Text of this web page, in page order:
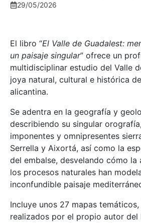
29/05/2026
El libro “El Valle de Guadalest:
un paisaje singular” ofrece un
multidisciplinar estudio del Valle
joya natural, cultural e histórica
alicantina.
Se adentra en la geografía y
describiendo su singular
imponentes y omnipresentes
Serrella y Aixortá, así como la
del embalse, desvelando cómo
los procesos naturales han
inconfundible paisaje
Incluye unos 27 mapas
realizados por el propio autor del